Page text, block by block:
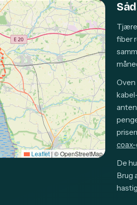
Leaflet|© OpenStreetMap
fiber
Oven
De
Brug